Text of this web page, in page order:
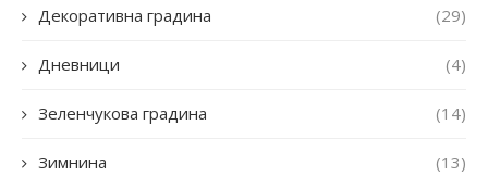
Декоративна градина (29)
Дневници (4)
Зеленчукова градина (14)
Зимнина (13)